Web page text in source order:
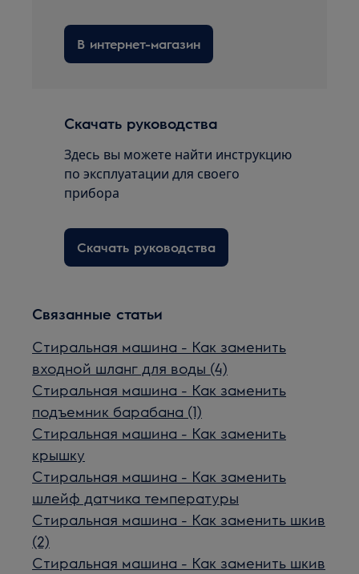
В интернет-магазин
Скачать руководства
Здесь вы можете найти инструкцию
по эксплуатации для своего
прибора
Скачать руководства
Связанные статьи
Стиральная машина - Как заменить
входной шланг для воды (4)
Стиральная машина - Как заменить
подъемник барабана (1)
Стиральная машина - Как заменить
крышку
Стиральная машина - Как заменить
шлейф датчика температуры
Стиральная машина - Как заменить шкив
(2)
Стиральная машина - Как заменить шкив